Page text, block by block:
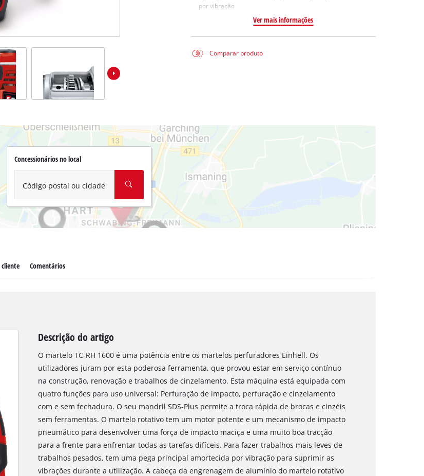
por vibração
Ver mais informações
Comparar produto
Concessionários no local
Código postal ou cidade
cliente Comentários
Descrição do artigo
O martelo TC-RH 1600 é uma potência entre os martelos perfuradores Einhell. Os
utilizadores juram por esta poderosa ferramenta, que provou estar em serviço contínuo
na construção, renovação e trabalhos de cinzelamento. Esta máquina está equipada com
quatro funções para uso universal: Perfuração de impacto, perfuração e cinzelamento
com e sem fechadura. O seu mandril SDS-Plus permite a troca rápida de brocas e cinzéis
sem ferramentas. O martelo rotativo tem um motor potente e um mecanismo de impacto
pneumático para desenvolver uma força de impacto maciça e uma muito boa tracção
para a frente para enfrentar todas as tarefas difíceis. Para fazer trabalhos mais leves de
trabalhos pesados, tem uma pega principal amortecida por vibração para suprimir as
vibrações durante a utilização. A cabeça da engrenagem de alumínio do martelo rotativo